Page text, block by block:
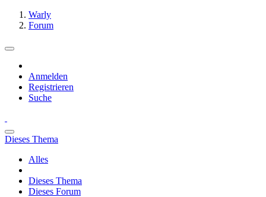
Warly
Forum
Anmelden
Registrieren
Suche
Dieses Thema
Alles
Dieses Thema
Dieses Forum